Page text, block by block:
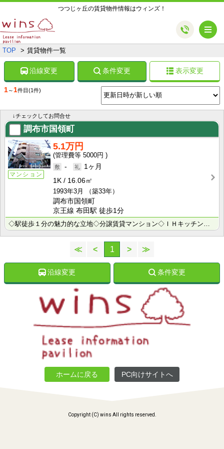
つつじヶ丘の賃貸物件情報はウィンズ！
TOP 賃貸物件一覧
沿線変更 条件変更 表示変更
1～ 1件目(1件)
↓チェックしてお問合せ
調布市国領町
マンション
5.1万円
5000円
-
1ヶ月
1K
16.06㎡
1993年3月
（築33年）
調布市国領町
京王線 布田駅 徒歩1分
≪ < 1 > ≫
沿線変更 条件変更
ホームに戻る PC向けサイトへ
Copyright (C) wins All rights reserved.